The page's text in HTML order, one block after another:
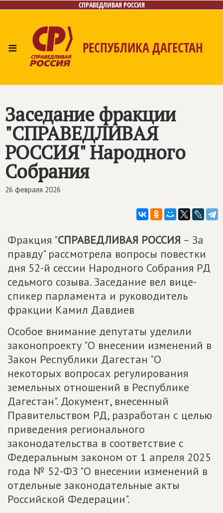
СПРАВЕДЛИВАЯ РОССИЯ
≡ РЕСПУБЛИКА ДАГЕСТАН
Контакты
Заседание фракции
"СПРАВЕДЛИВАЯ
РОССИЯ" Народного
Собрания
26 февраля 2026
Фракция "СПРАВЕДЛИВАЯ РОССИЯ – За
правду" рассмотрела вопросы повестки
дня 52-й сессии Народного Собрания РД
седьмого созыва. Заседание вел вице-
спикер парламента и руководитель
фракции Камил Давдиев
Особое внимание депутаты уделили
законопроекту "О внесении изменений в
Закон Республики Дагестан "О
некоторых вопросах регулирования
земельных отношений в Республике
Дагестан". Документ, внесенный
Правительством РД, разработан с целью
приведения регионального
законодательства в соответствие с
Федеральным законом от 1 апреля 2025
года № 52-ФЗ "О внесении изменений в
отдельные законодательные акты
Российской Федерации".